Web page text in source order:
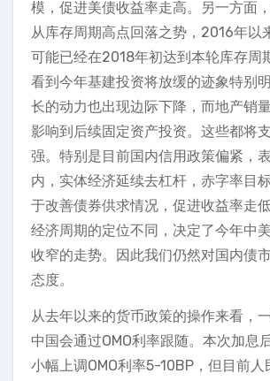
模，促进美债收益率走高。另一方面
从库存周期高点回落之势，2016年以
可能已经在2018年初达到本轮库存周
看到今年基建投资将放缓的迹象特别
长的动力也出现边际下降，而地产销
影响到后续固定资产投资。这些都将
强。特别是目前国内信用政策偏紧，
内，实体经济延续去杠杆，赤字率目
于改善债券供求情况，促进收益率走
经济周期的定位不同，决定了今年中
收窄的走势。因此我们仍然对国内债
态度。
从去年以来的货币政策的操作来看，
中国会通过OMO利率跟随。本次加息
小幅上调OMO利率5-10BP，但目前人